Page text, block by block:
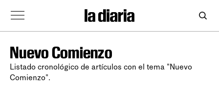
Nuevo Comienzo
Listado cronológico de artículos con el tema "Nuevo
Comienzo".